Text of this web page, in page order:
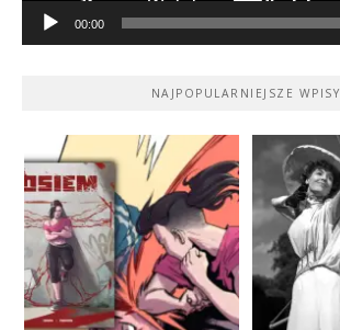
00:00
NAJPOPULARNIEJSZE WPISY